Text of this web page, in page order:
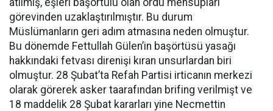
atılmış, eşleri başörtülü olan ordu mensupları
görevinden uzaklaştırılmıştır. Bu durum
Müslümanların geri adım atmasına neden olmuştur.
Bu dönemde Fettullah Gülen’in başörtüsü yasağı
hakkındaki fetvası direnişi kıran unsurlardan biri
olmuştur. 28 Şubat’ta Refah Partisi irticanın merkezi
olarak görerek asker taarafından brifing verilmişt ve
18 maddelik 28 Şubat kararları yine Necmettin